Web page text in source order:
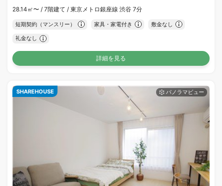
28.14㎡〜 / 7階建て / 東京メトロ銀座線 渋谷 7分
短期契約（マンスリー） 家具・家電付き 敷金なし
礼金なし
詳細を見る
SHAREHOUSE